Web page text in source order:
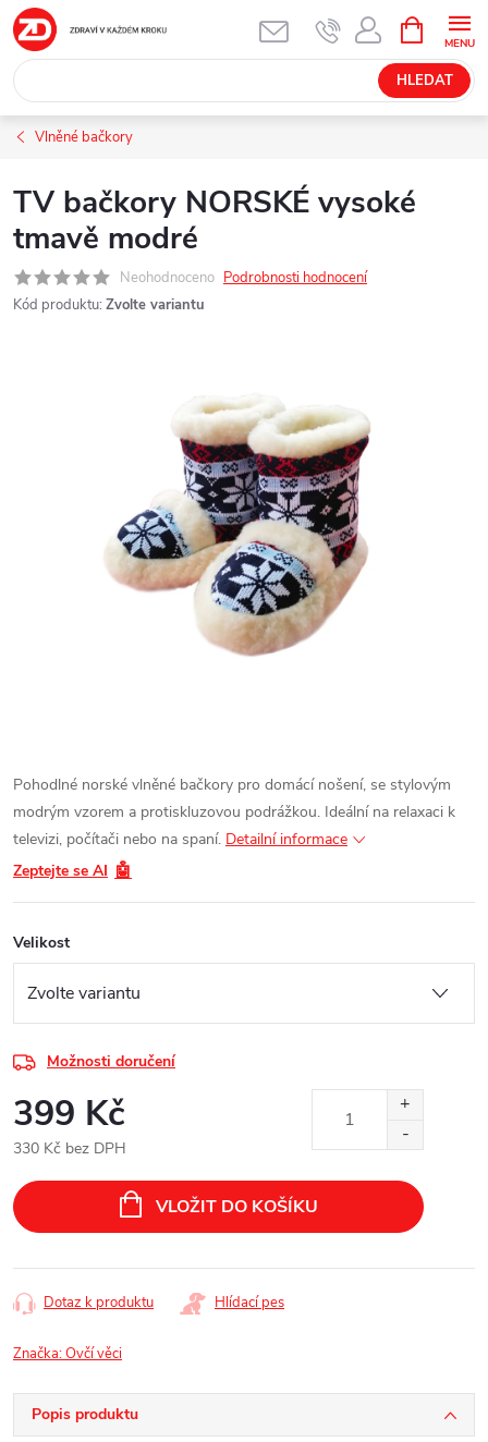
Přejít
na
obsah
HLEDAT
NÁKUPNÍ
KOŠÍK
Vlněné bačkory
TV bačkory NORSKÉ vysoké
tmavě modré
Neohodnoceno Podrobnosti hodnocení
Kód produktu: Zvolte variantu
Pohodlné norské vlněné bačkory pro domácí nošení, se stylovým
modrým vzorem a protiskluzovou podrážkou. Ideální na relaxaci k
televizi, počítači nebo na spaní. Detailní informace
Zeptejte se AI 🤖
Velikost
Možnosti doručení
399 Kč
330 Kč bez DPH
cena:
VLOŽIT DO KOŠÍKU
Dotaz k produktu Hlídací pes
Značka:Ovčí věci
Popis produktu